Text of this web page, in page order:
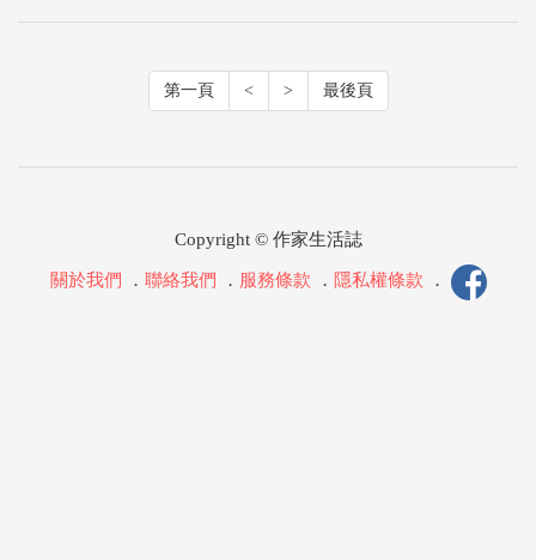
第一頁 < > 最後頁
Copyright © 作家生活誌
關於我們 ． 聯絡我們 ． 服務條款 ． 隱私權條款 ．